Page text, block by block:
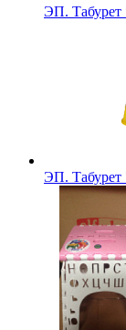
ЭП. Табурет
ЭП. Табурет